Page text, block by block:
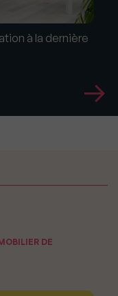
à la dernière
DE